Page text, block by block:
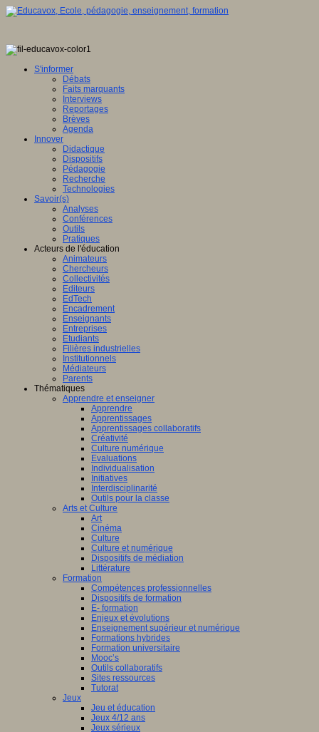
S'informer
Débats
Faits marquants
Interviews
Reportages
Brèves
Agenda
Innover
Didactique
Dispositifs
Pédagogie
Recherche
Technologies
Savoir(s)
Analyses
Conférences
Outils
Pratiques
Acteurs de l'éducation
Animateurs
Chercheurs
Collectivités
Editeurs
EdTech
Encadrement
Enseignants
Entreprises
Etudiants
Filières industrielles
Institutionnels
Médiateurs
Parents
Thématiques
Apprendre et enseigner
Apprendre
Apprentissages
Apprentissages collaboratifs
Créativité
Culture numérique
Evaluations
Individualisation
Initiatives
Interdisciplinarité
Outils pour la classe
Arts et Culture
Art
Cinéma
Culture
Culture et numérique
Dispositifs de médiation
Littérature
Formation
Compétences professionnelles
Dispositifs de formation
E- formation
Enjeux et évolutions
Enseignement supérieur et numérique
Formations hybrides
Formation universitaire
Mooc’s
Outils collaboratifs
Sites ressources
Tutorat
Jeux
Jeu et éducation
Jeux 4/12 ans
Jeux sérieux